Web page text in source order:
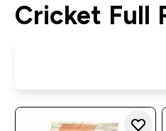
Cricket Full